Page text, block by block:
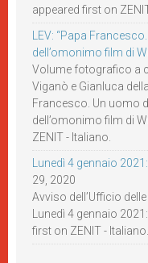
appeared first on
LEV: “Papa
dell’omonimo film di
Volume fotografico a
Viganò e Gianluca
Francesco. Un uomo
dell’omonimo film di
ZENIT - Italiano.
Lunedì 4 gennaio
29, 2020
Avviso dell’Ufficio
Lunedì 4 gennaio
first on ZENIT - Italiano.